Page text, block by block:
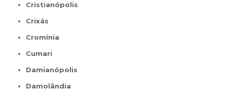
Cristianópolis
Crixás
Cromínia
Cumari
Damianópolis
Damolândia